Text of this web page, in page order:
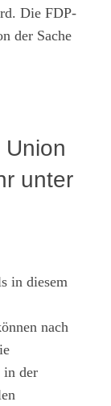
Die FDP-
der Sache
unter
nach
in der